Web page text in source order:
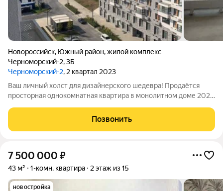
Новороссийск, Южный район,жилой комплекс
Черноморский-2,3Б
Черноморский-2, 2 квартал 2023
Ваш личный холст для дизайнерского шедевра! Продаётся
просторная однокомнатная квартира в монолитном доме 2023
площадкой. Почему стоит купить именно эту квартиру?
Ремонт не сделан, и это
Позвонить
7 500 000 ₽
43 м² 1-комн. квартира 2 этаж из 15
новостройка